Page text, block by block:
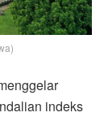
indeks